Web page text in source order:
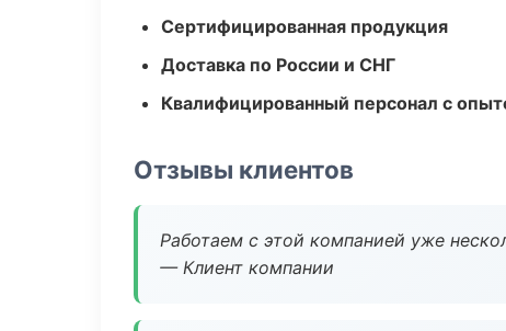
Сертифицированная продукция
Доставка по России и СНГ
Квалифицированный персонал с
Отзывы клиентов
Работаем с этой компанией уже
— Клиент компании